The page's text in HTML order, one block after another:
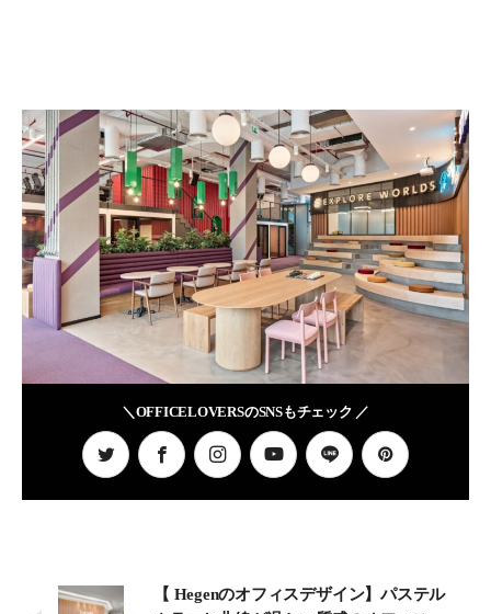
＼OFFICELOVERSのSNSもチェック ／
【 Hegenのオフィスデザイン】パステル